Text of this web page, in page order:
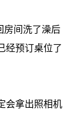
间洗了澡后
经预订桌位了
会拿出照相机